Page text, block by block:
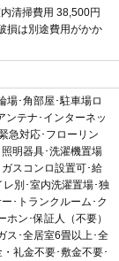
清掃費用 38,500円
損は別途費用がかか
場･角部屋･駐車場ロ
ンテナ･インターネッ
急対応･フローリン
明器具･洗濯機置場
ガスコンロ設置可･給
別･室内洗濯置場･独
･トランクルーム･ク
ホン･保証人（不要）
ス･全居室6畳以上･全
礼金不要･敷金不要･